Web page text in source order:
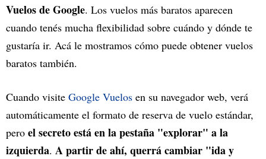
Vuelos de Google. Los vuelos más baratos aparecen
cuando tenés mucha flexibilidad sobre cuándo y dónde te
gustaría ir. Acá le mostramos cómo puede obtener vuelos
baratos también.
Cuando visite Google Vuelos en su navegador web, verá
automáticamente el formato de reserva de vuelo estándar,
pero el secreto está en la pestaña "explorar" a la
izquierda. A partir de ahí, querrá cambiar "ida y